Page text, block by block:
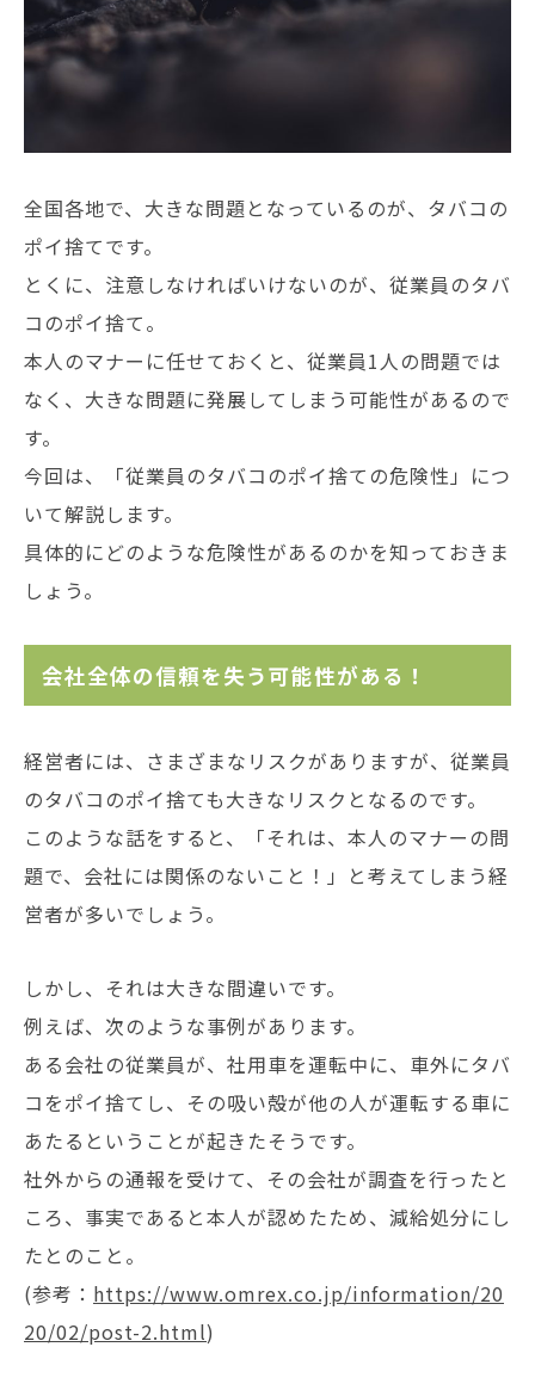
全国各地で、大きな問題となっているのが、タバコの
ポイ捨てです。
とくに、注意しなければいけないのが、従業員のタバ
コのポイ捨て。
本人のマナーに任せておくと、従業員1人の問題では
なく、大きな問題に発展してしまう可能性があるので
す。
今回は、「従業員のタバコのポイ捨ての危険性」につ
いて解説します。
具体的にどのような危険性があるのかを知っておきま
しょう。
会社全体の信頼を失う可能性がある！
経営者には、さまざまなリスクがありますが、従業員
のタバコのポイ捨ても大きなリスクとなるのです。
このような話をすると、「それは、本人のマナーの問
題で、会社には関係のないこと！」と考えてしまう経
営者が多いでしょう。
しかし、それは大きな間違いです。
例えば、次のような事例があります。
ある会社の従業員が、社用車を運転中に、車外にタバ
コをポイ捨てし、その吸い殻が他の人が運転する車に
あたるということが起きたそうです。
社外からの通報を受けて、その会社が調査を行ったと
ころ、事実であると本人が認めたため、減給処分にし
たとのこと。
(参考： https://www.omrex.co.jp/information/20
20/02/post-2.html)